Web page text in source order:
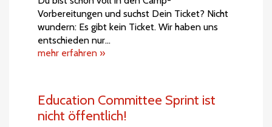
Vorbereitungen und suchst Dein Ticket? Nicht
wundern: Es gibt kein Ticket. Wir haben uns
entschieden nur…
mehr erfahren »
Education Committee Sprint ist
nicht öffentlich!